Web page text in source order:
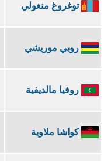
توغروغ منغولي
روبي موريشي
روفيا مالديفية
كواشا ملاوية